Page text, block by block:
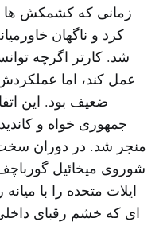
زمانی که کشمکش ها در
کرد و ناگهان
شد. کارتر اگرچه
عمل کند، اما
ضعیف بود. این
منجر شد. در دوران
شوروی میخائیل
ایلات متحده را با
ای که خشم رقبای